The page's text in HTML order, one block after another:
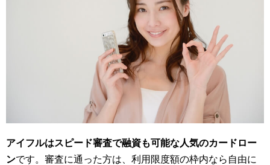
アイフルはスピード審査で融資も可能な人気のカードロー
ンです。審査に通った方は、利用限度額の枠内なら自由に